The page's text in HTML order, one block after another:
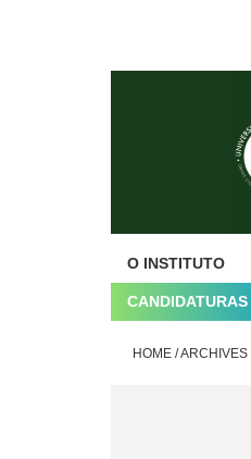
O INSTITUTO
CANDIDATURAS
HOME /ARCHIVES